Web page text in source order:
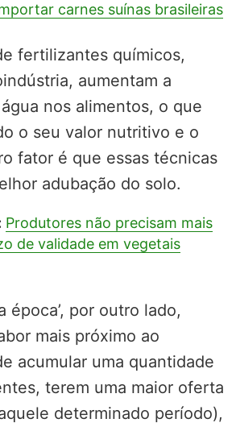
carnes suínas brasileiras
fertilizantes químicos,
aumentam a
nos alimentos, o que
o seu valor nutritivo e o
fator é que essas técnicas
adubação do solo.
Produtores não precisam mais
de validade em vegetais
época’, por outro lado,
mais próximo ao
acumular uma quantidade
terem uma maior oferta
determinado período),